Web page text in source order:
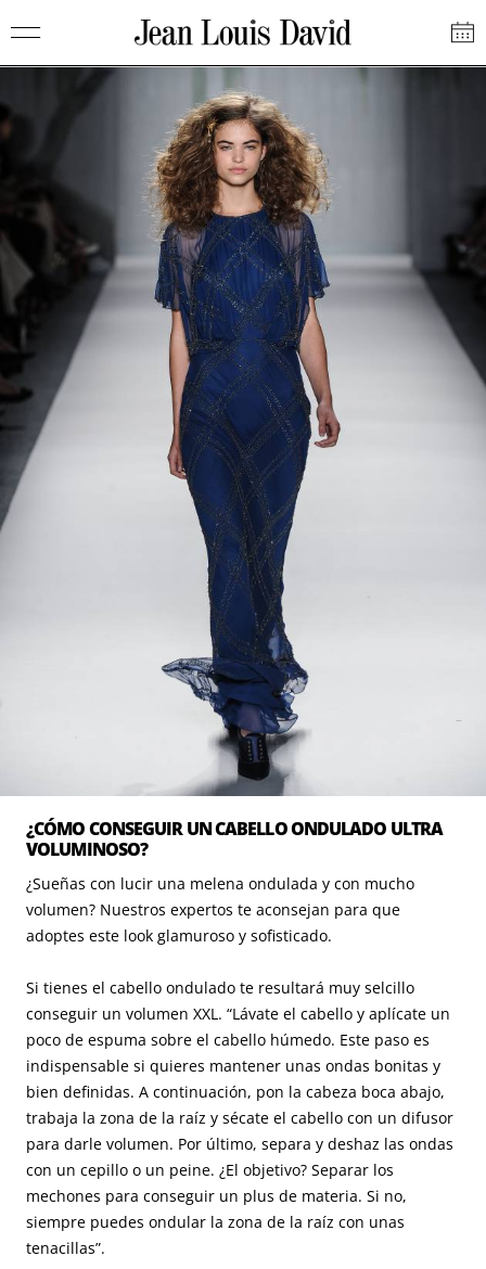
al
contenido
Jean
¿CÓMO CONSEGUIR UN CABELLO ONDULADO ULTRA
VOLUMINOSO?
¿Sueñas con lucir una melena ondulada y con mucho
volumen? Nuestros expertos te aconsejan para que
adoptes este look glamuroso y sofisticado.
Si tienes el cabello ondulado te resultará muy selcillo
conseguir un volumen XXL. “Lávate el cabello y aplícate un
poco de espuma sobre el cabello húmedo. Este paso es
indispensable si quieres mantener unas ondas bonitas y
bien definidas. A continuación, pon la cabeza boca abajo,
trabaja la zona de la raíz y sécate el cabello con un difusor
para darle volumen. Por último, separa y deshaz las ondas
con un cepillo o un peine. ¿El objetivo? Separar los
mechones para conseguir un plus de materia. Si no,
siempre puedes ondular la zona de la raíz con unas
tenacillas”.